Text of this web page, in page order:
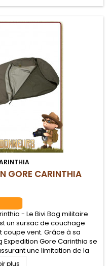
GORE CARINTHIA
- Le Bivi Bag militaire
un sursac de couchage
vent. Grâce à sa
Expedition Gore Carinthia se
une limitation de la
et coutures
plus